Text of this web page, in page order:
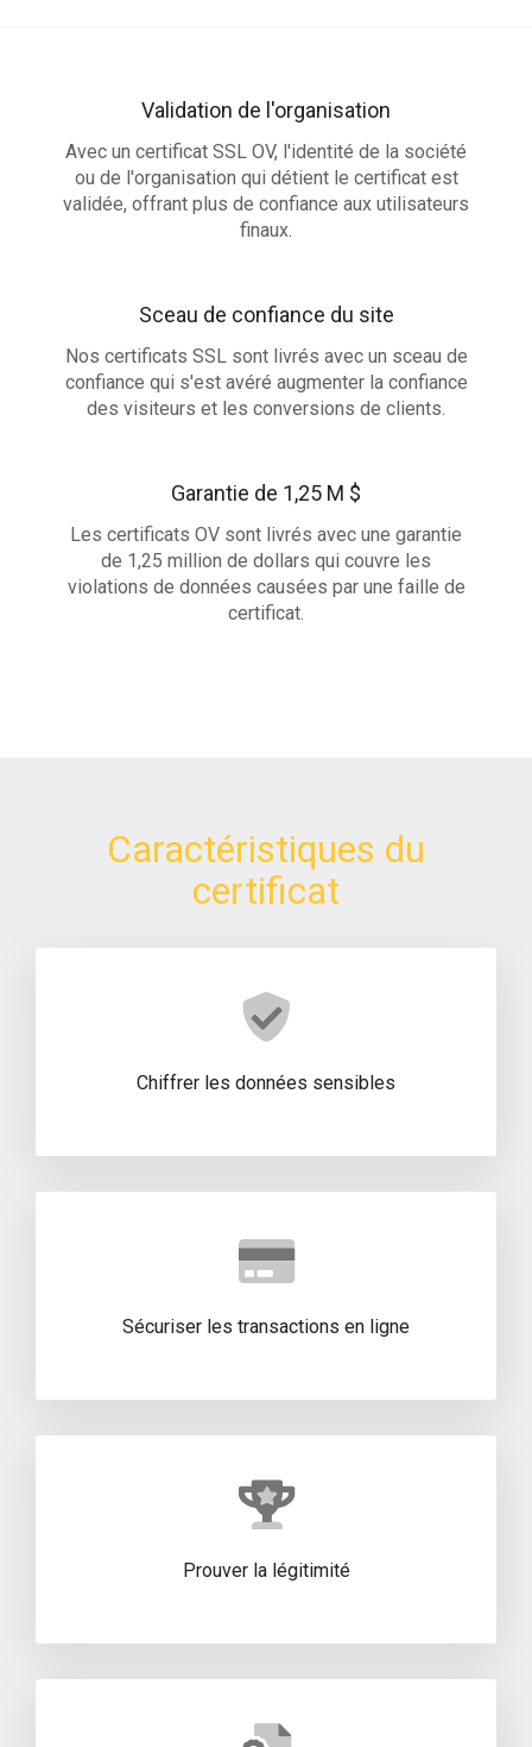
Validation de l'organisation
Avec un certificat SSL OV, l'identité de la société
ou de l'organisation qui détient le certificat est
validée, offrant plus de confiance aux utilisateurs
finaux.
Sceau de confiance du site
Nos certificats SSL sont livrés avec un sceau de
confiance qui s'est avéré augmenter la confiance
des visiteurs et les conversions de clients.
Garantie de 1,25 M $
Les certificats OV sont livrés avec une garantie
de 1,25 million de dollars qui couvre les
violations de données causées par une faille de
certificat.
Caractéristiques du
certificat
Chiffrer les données sensibles
Sécuriser les transactions en ligne
Prouver la légitimité